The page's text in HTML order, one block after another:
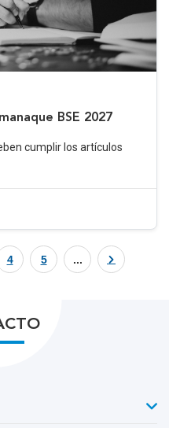
BSE 2027
cumplir los artículos
4 5 ...